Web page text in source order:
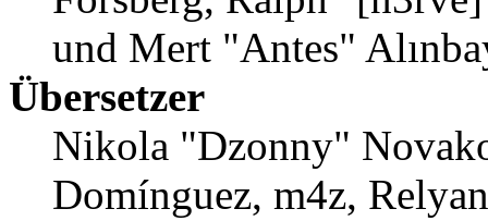
und Mert "Antes"
Übersetzer
Nikola "Dzonny"
Domínguez, m4z,